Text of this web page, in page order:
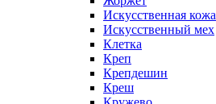
Искусственная кожа
Искусственный мех
Клетка
Креп
Крепдешин
Креш